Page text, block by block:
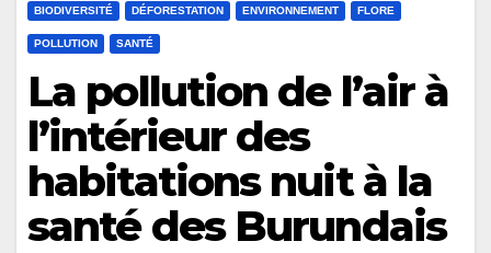
BIODIVERSITÉ DÉFORESTATION ENVIRONNEMENT FLORE
POLLUTION SANTÉ
La pollution de l’air à
l’intérieur des
habitations nuit à la
santé des Burundais